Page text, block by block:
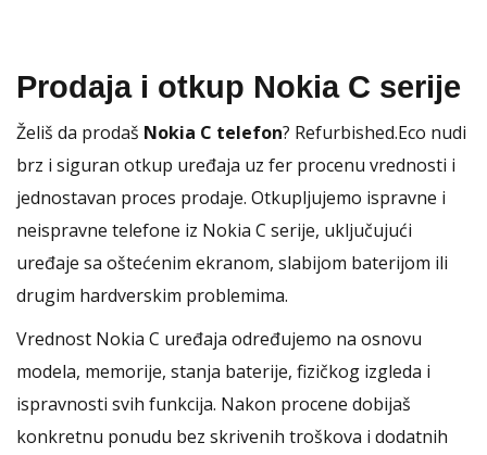
Prodaja i otkup Nokia C serije
Želiš da prodaš Nokia C telefon? Refurbished.Eco nudi
brz i siguran otkup uređaja uz fer procenu vrednosti i
jednostavan proces prodaje. Otkupljujemo ispravne i
neispravne telefone iz Nokia C serije, uključujući
uređaje sa oštećenim ekranom, slabijom baterijom ili
drugim hardverskim problemima.
Vrednost Nokia C uređaja određujemo na osnovu
modela, memorije, stanja baterije, fizičkog izgleda i
ispravnosti svih funkcija. Nakon procene dobijaš
konkretnu ponudu bez skrivenih troškova i dodatnih